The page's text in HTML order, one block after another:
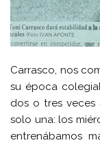
Carrasco, nos
su época
dos o tres veces
solo una: los
entrenábamos